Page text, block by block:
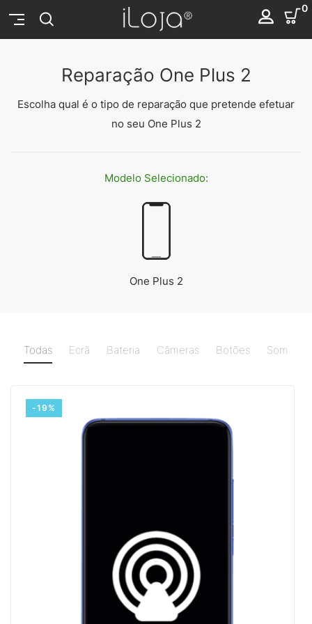
0
Reparação One Plus 2
Escolha qual é o tipo de reparação que pretende efetuar
no seu One Plus 2
Modelo Selecionado:
One Plus 2
Todas Ecrã Bateria Câmeras Botões Som
-19%